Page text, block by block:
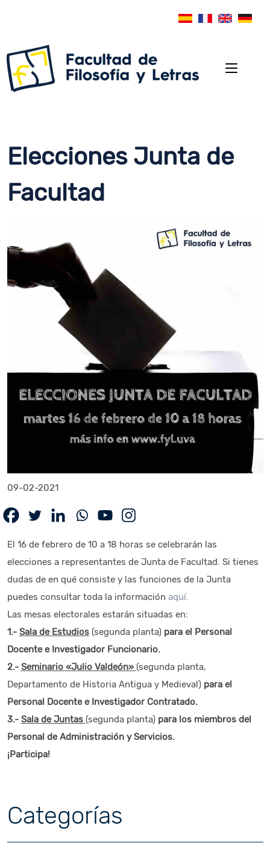
Elecciones Junta de
Facultad
09-02-2021
El 16 de febrero de 10 a 18 horas se celebrarán las
elecciones a representantes de Junta de Facultad. Si tienes
dudas de en qué consiste y las funciones de la Junta
puedes consultar toda la información aquí.
Las mesas electorales estarán situadas en:
1.- Sala de Estudios(segunda planta)para el Personal
Docente e Investigador Funcionario.
2.- Seminario «Julio Valdeón» (segunda planta,
Departamento de Historia Antigua y Medieval)para el
Personal Docente e Investigador Contratado.
3.- Sala de Juntas (segunda planta)para los miembros del
Personal de Administración y Servicios.
¡Participa!
Categorías